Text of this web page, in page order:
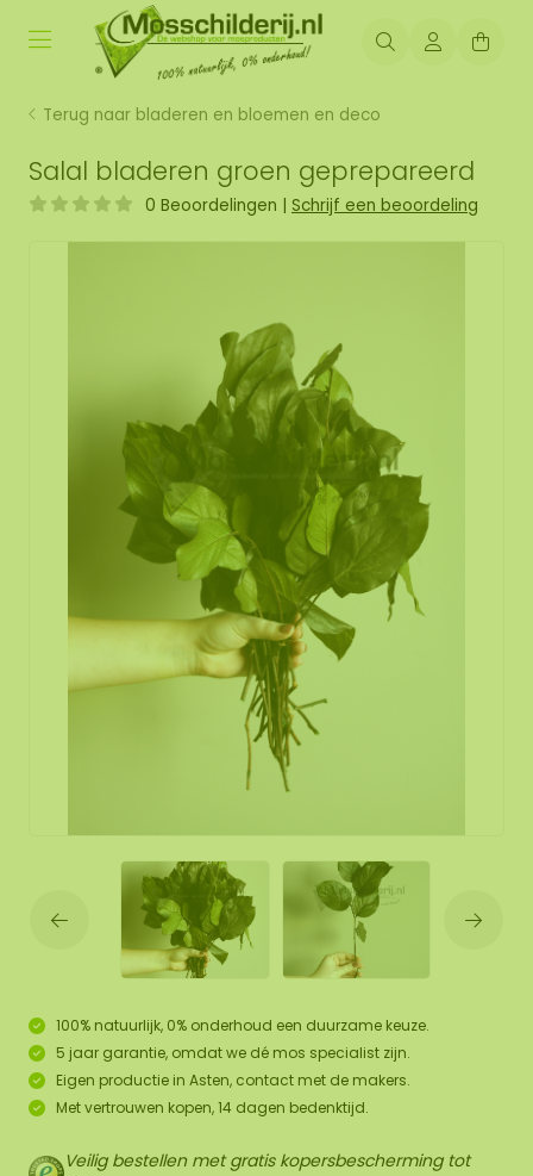
Terug naar bladeren en bloemen en deco
Salal bladeren groen geprepareerd
0 Beoordelingen | Schrijf een beoordeling
100% natuurlijk, 0% onderhoud een duurzame keuze.
5 jaar garantie, omdat we dé mos specialist zijn.
Eigen productie in Asten, contact met de makers.
Met vertrouwen kopen, 14 dagen bedenktijd.
Veilig bestellen met gratis kopersbescherming tot